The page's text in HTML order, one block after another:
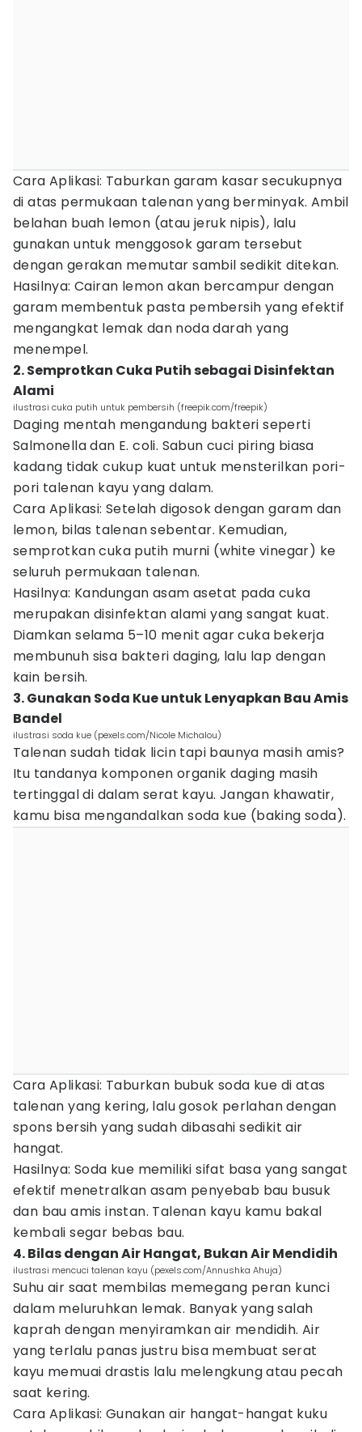
Cara Aplikasi: Taburkan garam kasar secukupnya
di atas permukaan talenan yang berminyak. Ambil
belahan buah lemon (atau jeruk nipis), lalu
gunakan untuk menggosok garam tersebut
dengan gerakan memutar sambil sedikit ditekan.
Hasilnya: Cairan lemon akan bercampur dengan
garam membentuk pasta pembersih yang efektif
mengangkat lemak dan noda darah yang
menempel.
2. Semprotkan Cuka Putih sebagai Disinfektan
Alami
ilustrasi cuka putih untuk pembersih (freepik.com/freepik)
Daging mentah mengandung bakteri seperti
Salmonella dan E. coli. Sabun cuci piring biasa
kadang tidak cukup kuat untuk mensterilkan pori-
pori talenan kayu yang dalam.
Cara Aplikasi: Setelah digosok dengan garam dan
lemon, bilas talenan sebentar. Kemudian,
semprotkan cuka putih murni (white vinegar) ke
seluruh permukaan talenan.
Hasilnya: Kandungan asam asetat pada cuka
merupakan disinfektan alami yang sangat kuat.
Diamkan selama 5–10 menit agar cuka bekerja
membunuh sisa bakteri daging, lalu lap dengan
kain bersih.
3. Gunakan Soda Kue untuk Lenyapkan Bau Amis
Bandel
ilustrasi soda kue (pexels.com/Nicole Michalou)
Talenan sudah tidak licin tapi baunya masih amis?
Itu tandanya komponen organik daging masih
tertinggal di dalam serat kayu. Jangan khawatir,
kamu bisa mengandalkan soda kue (baking soda).
Cara Aplikasi: Taburkan bubuk soda kue di atas
talenan yang kering, lalu gosok perlahan dengan
spons bersih yang sudah dibasahi sedikit air
hangat.
Hasilnya: Soda kue memiliki sifat basa yang sangat
efektif menetralkan asam penyebab bau busuk
dan bau amis instan. Talenan kayu kamu bakal
kembali segar bebas bau.
4. Bilas dengan Air Hangat, Bukan Air Mendidih
ilustrasi mencuci talenan kayu (pexels.com/Annushka Ahuja)
Suhu air saat membilas memegang peran kunci
dalam meluruhkan lemak. Banyak yang salah
kaprah dengan menyiramkan air mendidih. Air
yang terlalu panas justru bisa membuat serat
kayu memuai drastis lalu melengkung atau pecah
saat kering.
Cara Aplikasi: Gunakan air hangat-hangat kuku